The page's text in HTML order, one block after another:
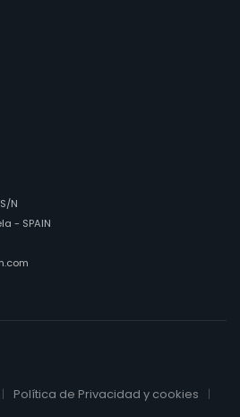
N
- SPAIN
Política de Privacidad y cookies